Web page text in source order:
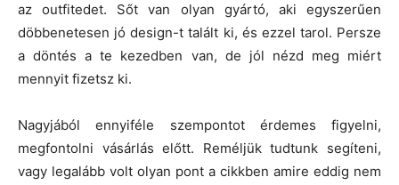
az outfitedet. Sőt van olyan gyártó, aki egyszerűen
döbbenetesen jó design-t talált ki, és ezzel tarol. Persze
a döntés a te kezedben van, de jól nézd meg miért
mennyit fizetsz ki.
Nagyjából ennyiféle szempontot érdemes figyelni,
megfontolni vásárlás előtt. Reméljük tudtunk segíteni,
vagy legalább volt olyan pont a cikkben amire eddig nem